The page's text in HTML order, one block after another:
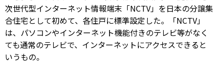
次世代型インターネット情報端末「NCTV」を日本の分譲集
合住宅として初めて、各住戸に標準設定した。「NCTV」
は、パソコンやインターネット機能付きのテレビ等がなく
ても通常のテレビで、インターネットにアクセスできると
いうもの。